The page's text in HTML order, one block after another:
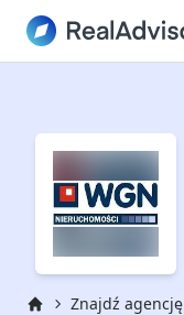
Znajdź agencję